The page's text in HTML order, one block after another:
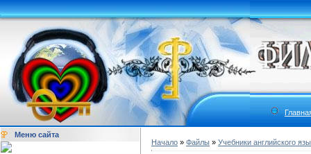
Меню сайта
Начало » Файлы » Учебники английского